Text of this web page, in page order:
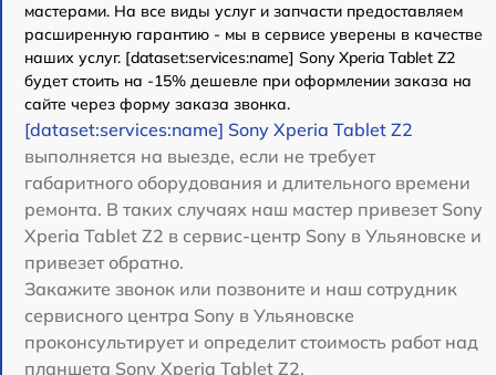
мастерами. На все виды услуг и запчасти предоставляем
расширенную гарантию - мы в сервисе уверены в качестве
наших услуг. [dataset:services:name] Sony Xperia Tablet Z2
будет стоить на -15% дешевле при оформлении заказа на
сайте через форму заказа звонка.
[dataset:services:name] Sony Xperia Tablet Z2
выполняется на выезде, если не требует
габаритного оборудования и длительного времени
ремонта. В таких случаях наш мастер привезет Sony
Xperia Tablet Z2 в сервис-центр Sony в Ульяновске и
привезет обратно.
Закажите звонок или позвоните и наш сотрудник
сервисного центра Sony в Ульяновске
проконсультирует и определит стоимость работ над
планшета Sony Xperia Tablet Z2.